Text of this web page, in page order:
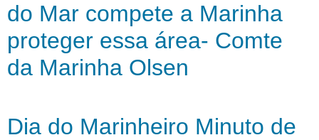
do Mar compete a Marinha
proteger essa área- Comte
da Marinha Olsen
Dia do Marinheiro Minuto de